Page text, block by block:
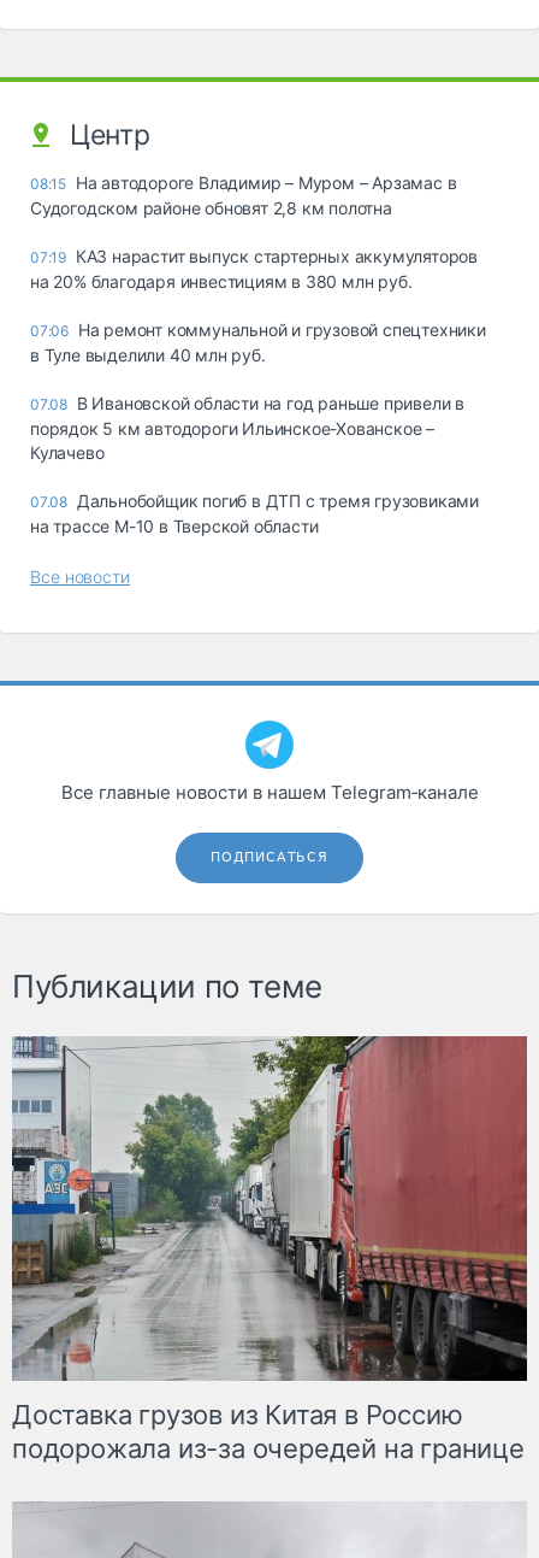
Центр
08:15 На автодороге Владимир – Муром – Арзамас в
Судогодском районе обновят 2,8 км полотна
07:19 КАЗ нарастит выпуск стартерных аккумуляторов
на 20% благодаря инвестициям в 380 млн руб.
07:06 На ремонт коммунальной и грузовой спецтехники
в Туле выделили 40 млн руб.
07.08 В Ивановской области на год раньше привели в
порядок 5 км автодороги Ильинское-Хованское –
Кулачево
07.08 Дальнобойщик погиб в ДТП с тремя грузовиками
на трассе М-10 в Тверской области
Все новости
Все главные новости в нашем Telegram‑канале
ПОДПИСАТЬСЯ
Публикации по теме
Доставка грузов из Китая в Россию
подорожала из-за очередей на границе